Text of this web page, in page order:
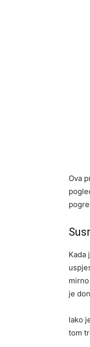
Ova
Kada
je
Iako
tom